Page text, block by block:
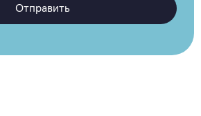
Отправить